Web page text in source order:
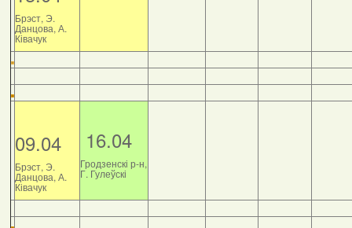
Брэст, Э.
Данцова, А.
Ківачук
09.04
Брэст, Э.
Данцова, А.
Ківачук
16.04
Гродзенскі р-н,
Г. Гулеўскі